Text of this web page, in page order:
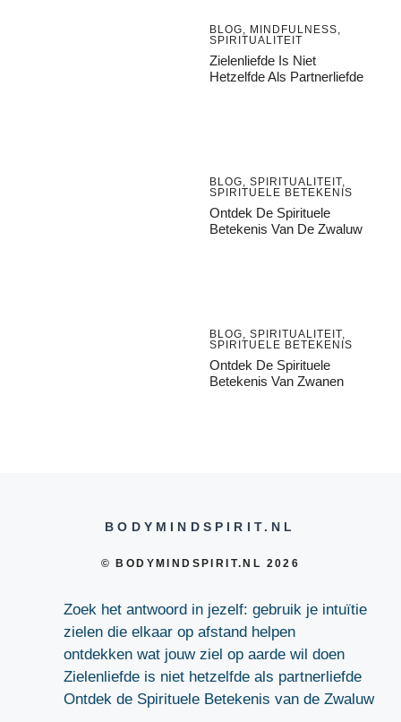
BLOG MINDFULNESS
SPIRITUALITEIT
Zielenliefde Is Niet
Hetzelfde Als Partnerliefde
BLOG SPIRITUALITEIT
SPIRITUELE BETEKENIS
Ontdek De Spirituele
Betekenis Van De Zwaluw
BLOG SPIRITUALITEIT
SPIRITUELE BETEKENIS
Ontdek De Spirituele
Betekenis Van Zwanen
BODYMINDSPIRIT.NL
© BODYMINDSPIRIT.NL 2026
Zoek het antwoord in jezelf: gebruik je intuïtie
zielen die elkaar op afstand helpen
ontdekken wat jouw ziel op aarde wil doen
Zielenliefde is niet hetzelfde als partnerliefde
Ontdek de Spirituele Betekenis van de Zwaluw